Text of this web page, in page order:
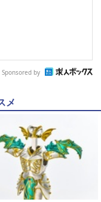
Sponsored by
メ